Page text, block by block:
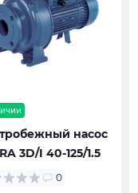
насос
3D/I 40-125/1.5
0